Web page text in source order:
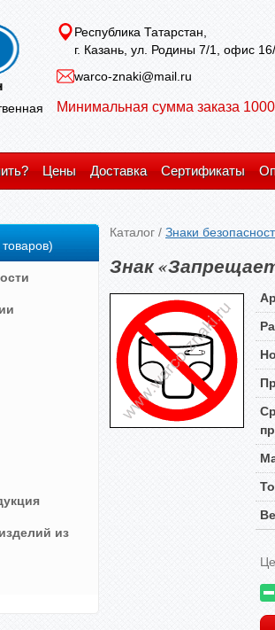
Республика Татарстан,
г. Казань, ул. Родины 7/1, офис
warco-znaki@mail.ru
Минимальная сумма заказа
Цены Доставка Сертификаты
Каталог / Знаки
Знак
из